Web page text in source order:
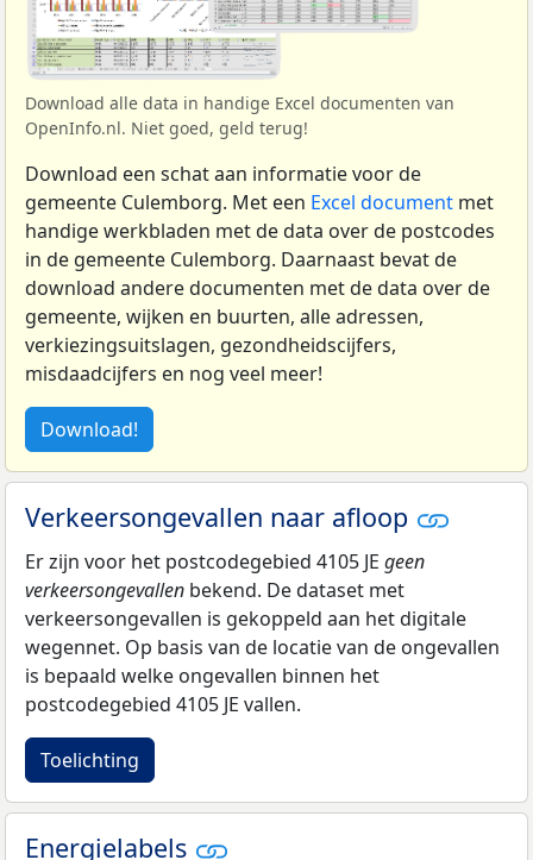
Download alle data in handige Excel documenten van
OpenInfo.nl. Niet goed, geld terug!
Download een schat aan informatie voor de
gemeente Culemborg. Met een Excel document met
handige werkbladen met de data over de postcodes
in de gemeente Culemborg. Daarnaast bevat de
download andere documenten met de data over de
gemeente, wijken en buurten, alle adressen,
verkiezingsuitslagen, gezondheidscijfers,
misdaadcijfers en nog veel meer!
Download!
Verkeersongevallen naar afloop
Er zijn voor het postcodegebied 4105 JE geen
verkeersongevallen bekend. De dataset met
verkeersongevallen is gekoppeld aan het digitale
wegennet. Op basis van de locatie van de ongevallen
is bepaald welke ongevallen binnen het
postcodegebied 4105 JE vallen.
Toelichting
Energielabels